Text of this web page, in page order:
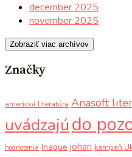
december 2025
november 2025
Zobraziť viac archívov
Značky
americká literatúra Anasoft
uvádzajúdo
hodnotenia Inaque johan kampaň